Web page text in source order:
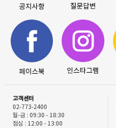
고객센터
02-773-2400
월-금 : 09:30 - 18:30
점심 : 12:00 - 13:00